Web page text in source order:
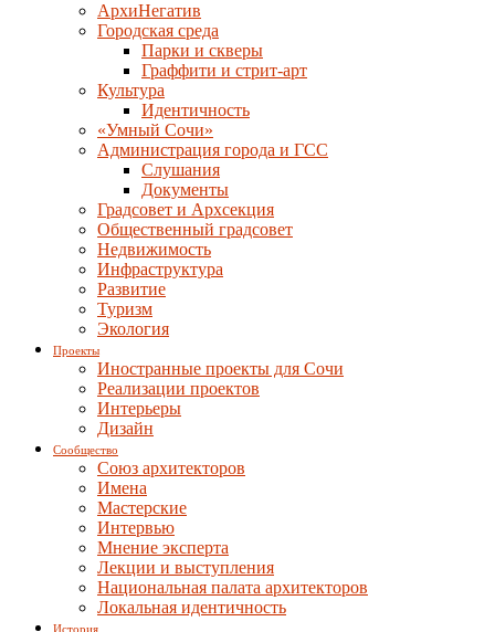
АрхиНегатив
Городская среда
Парки и скверы
Граффити и стрит-арт
Культура
Идентичность
«Умный Сочи»
Администрация города и ГСС
Слушания
Документы
Градсовет и Архсекция
Общественный градсовет
Недвижимость
Инфраструктура
Развитие
Туризм
Экология
Проекты
Иностранные проекты для Сочи
Реализации проектов
Интерьеры
Дизайн
Сообщество
Союз архитекторов
Имена
Мастерские
Интервью
Мнение эксперта
Лекции и выступления
Национальная палата архитекторов
Локальная идентичность
История